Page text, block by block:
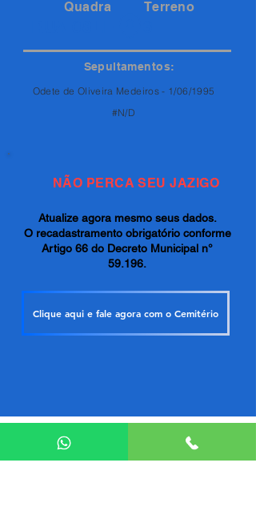
Quadra Terreno
Sepultamentos:
Odete de Oliveira Medeiros - 1/06/1995
#N/D
NÃO PERCA SEU JAZIGO
Atualize agora mesmo seus dados.
O recadastramento obrigatório conforme
Artigo 66 do Decreto Municipal n°
59.196.
Clique aqui e fale agora com o Cemitério